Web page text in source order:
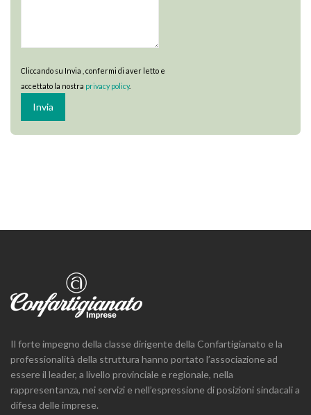
Cliccando su Invia , confermi di aver letto e
accettato la nostra privacy policy.
Il forte impegno della classe dirigente della Confartigianato e la
professionalità della struttura hanno portato l’associazione ad
essere il leader, a livello provinciale e regionale, nella
rappresentanza, nei servizi e nell’espressione di posizioni sindacali a
difesa delle imprese.